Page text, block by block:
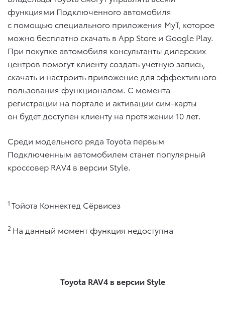
функциями Подключенного автомобиля
с помощью специального приложения MyT, которое
можно бесплатно скачать в App Store и Google Play.
При покупке автомобиля консультанты дилерских
центров помогут клиенту создать учетную запись,
скачать и настроить приложение для эффективного
пользования функционалом. С момента
регистрации на портале и активации сим-карты
он будет доступен клиенту на протяжении 10 лет.
Среди модельного ряда Toyota первым
Подключенным автомобилем станет популярный
кроссовер RAV4 в версии Style.
1 Тойота Коннектед Сёрвисез
2 На данный момент функция недоступна
Toyota RAV4 в версии Style